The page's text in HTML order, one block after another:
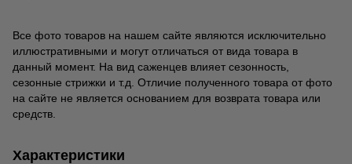
Все фото товаров на нашем сайте являются исключительно
иллюстративными и могут отличаться от вида товара в
данный момент. На вид саженцев влияет сезонность,
сезонные стрижки и т.д. Отличие полученного товара от фото
на сайте не является основанием для возврата товара или
средств.
Характеристики